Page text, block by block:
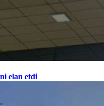
elan etdi